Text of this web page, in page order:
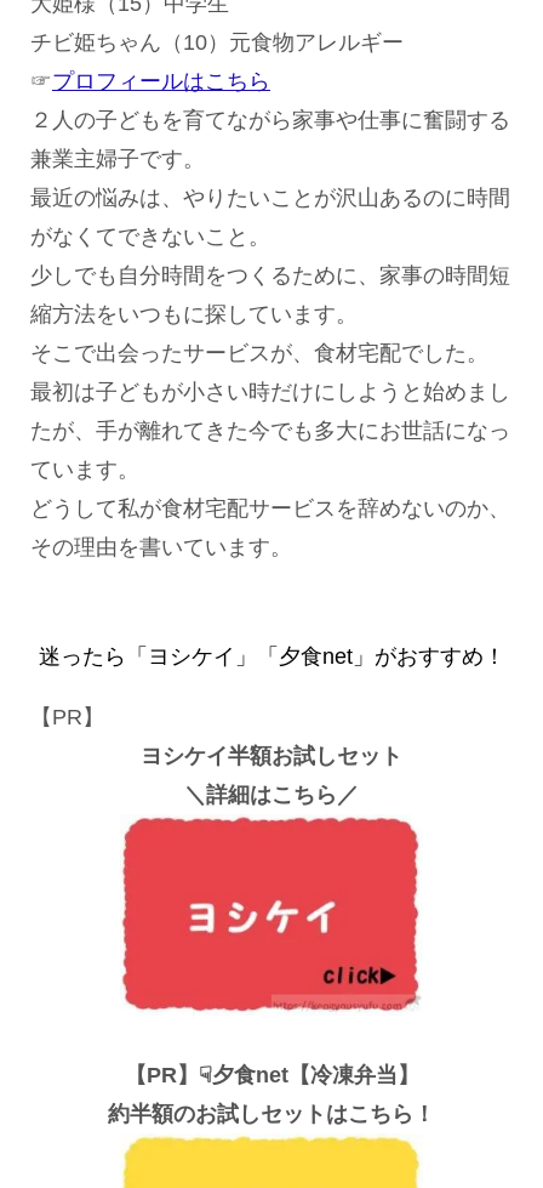
チビ姫ちゃん（10）元食物アレルギー
☞プロフィールはこちら
２人の子どもを育てながら家事や仕事に奮闘する
兼業主婦子です。
最近の悩みは、やりたいことが沢山あるのに時間
がなくてできないこと。
少しでも自分時間をつくるために、家事の時間短
縮方法をいつもに探しています。
そこで出会ったサービスが、食材宅配でした。
最初は子どもが小さい時だけにしようと始めまし
たが、手が離れてきた今でも多大にお世話になっ
ています。
どうして私が食材宅配サービスを辞めないのか、
その理由を書いています。
迷ったら「ヨシケイ」「夕食net」がおすすめ！
【PR】
ヨシケイ半額お試しセット
＼詳細はこちら／
【PR】☟夕食net【冷凍弁当】
約半額のお試しセットはこちら！